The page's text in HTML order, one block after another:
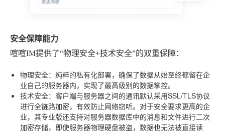
安全保障能力
喧喧IM提供了“物理安全+技术安全”的双重保障：
物理安全：纯粹的私有化部署，确保了数据从始至终都留在企
业自己的服务器内，实现了最高级别的数据掌控。
技术安全：客户端与服务器之间的通讯默认采用SSL/TLS协议
进行全链路加密，有效防止网络窃听。对于安全要求更高的企
业，其专业版还支持对服务器数据库中的消息和文件进行二次
加密存储，即使服务器物理硬盘被盗，数据也无法被直接读